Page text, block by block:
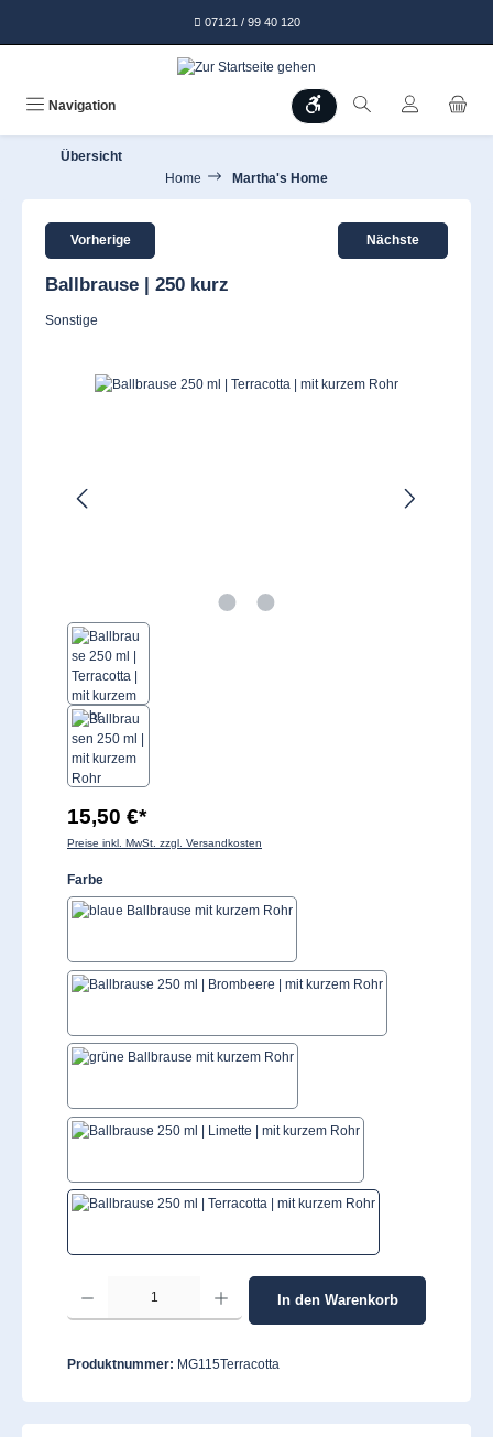
07121 / 99 40 120
Navigation Werkzeugleiste anzeigen
Übersicht
Home
Martha's Home
Vorherige Nächste
Ballbrause | 250 kurz
Sonstige
Bildergalerie überspringen
15,50 €*
Preise inkl. MwSt. zzgl. Versandkosten
Farbeauswählen
Produkt Anzahl: Gib den gewünschten Wert ein oder benutze die Schaltflächen
In den Warenkorb
Produktnummer: MG115Terracotta